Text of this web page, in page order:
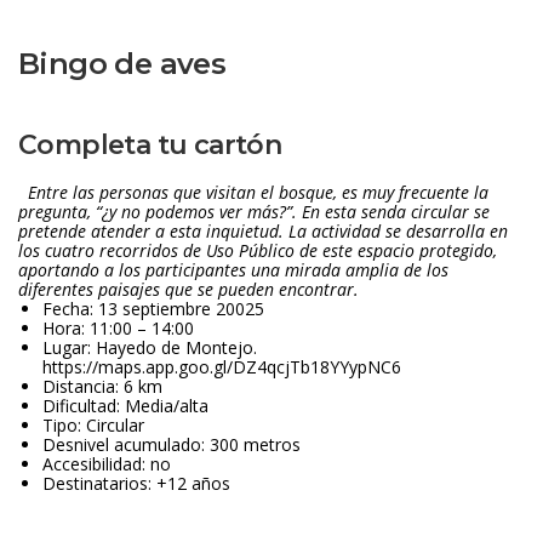
Bingo de ave
Completa tu cartón
Entre las personas que visitan el bosque, es muy frecuente la
pregunta, “¿y no podemos ver más?”. En esta senda circular se
pretende atender a esta inquietud. La actividad se desarrolla en
los cuatro recorridos de Uso Público de este espacio protegido,
aportando a los participantes una mirada amplia de los
diferentes paisajes que se pueden encontrar.
Fecha: 13 septiembre 20025
Hora: 11:00 – 14:00
Lugar: Hayedo de Montejo.
https://maps.app.goo.gl/DZ4qcjTb18YYypNC6
Distancia: 6 km
Dificultad: Media/alta
Tipo: Circular
Desnivel acumulado: 300 metro
Accesibilidad: no
Destinatarios: +12 año